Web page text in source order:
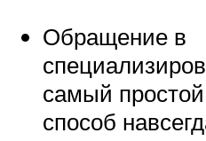
Обращение в
самый
способ